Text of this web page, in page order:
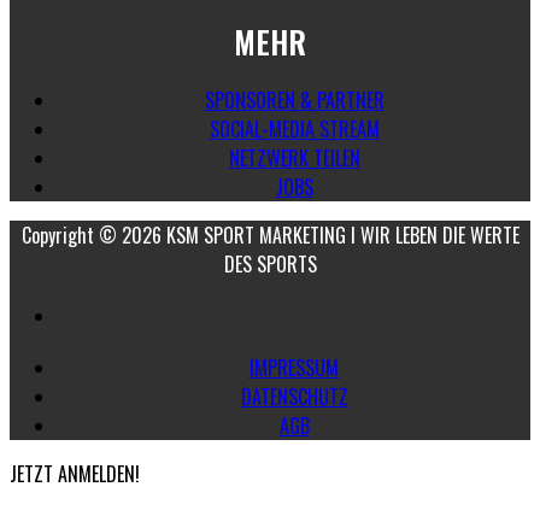
MEHR
SPONSOREN & PARTNER
SOCIAL-MEDIA STREAM
NETZWERK TEILEN
JOBS
Copyright © 2026 KSM SPORT MARKETING I WIR LEBEN DIE WERTE
DES SPORTS
IMPRESSUM
DATENSCHUTZ
AGB
JETZT ANMELDEN!